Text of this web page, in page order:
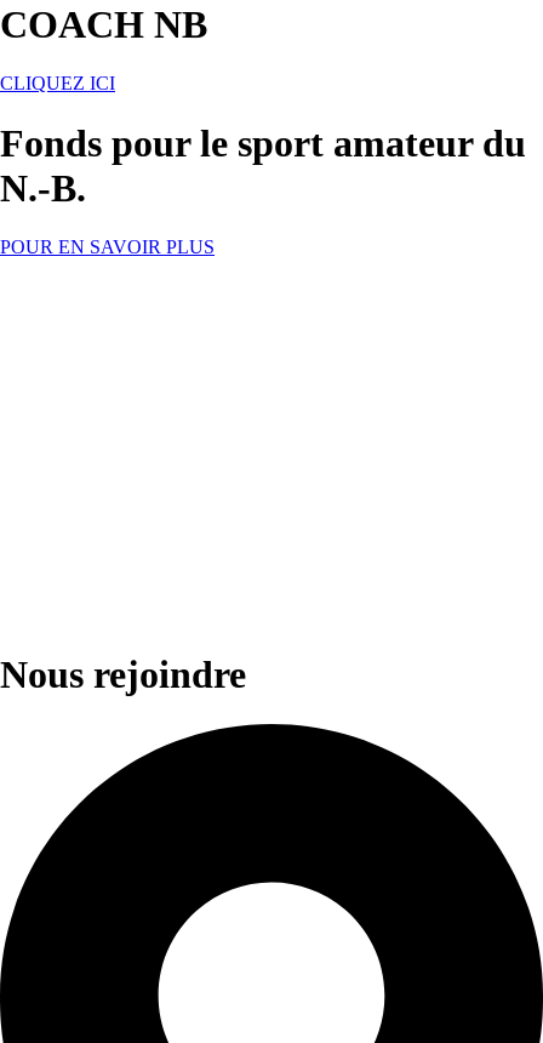
COACH NB
CLIQUEZ ICI
Fonds pour le sport amateur du
N.-B.
POUR EN SAVOIR PLUS
Nous rejoindre